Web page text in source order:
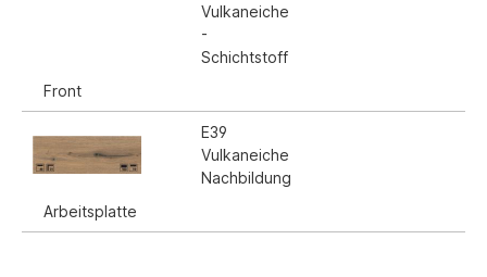
Front
Vulkaneiche
-
Schichtstoff
Arbeitsplatte
E39
Vulkaneiche
Nachbildung